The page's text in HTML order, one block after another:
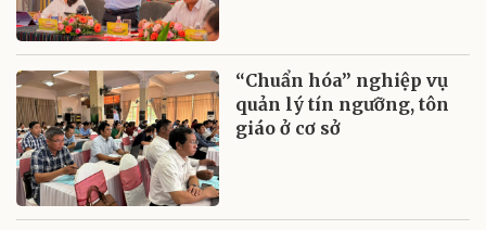
“Chuẩn hóa” nghiệp vụ
quản lý tín ngưỡng, tôn
giáo ở cơ sở